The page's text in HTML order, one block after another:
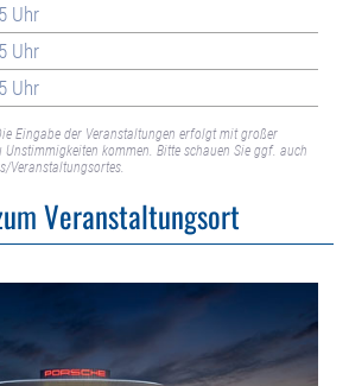
Uhr
Uhr
Uhr
Eingabe der Veranstaltungen erfolgt mit großer
kommen. Bitte schauen Sie ggf. auch
Veranstaltungsortes.
Veranstaltungsort